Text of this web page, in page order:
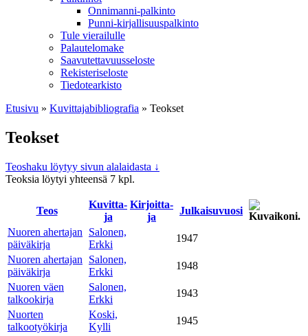
Onnimanni-palkinto
Punni-kirjallisuuspalkinto
Tule vierailulle
Palautelomake
Saavutettavuusseloste
Rekisteriseloste
Tiedotearkisto
Etusivu » Kuvittaja­bibliografia » Teokset
Teokset
Teoshaku löytyy sivun alalaidasta ↓
Teoksia löytyi yhteensä 7 kpl.
Teos
Kuvitta­
ja
Kirjoitta­
ja
Julkaisu­vuosi
Nuoren ahertajan
päiväkirja
Salonen,
Erkki
1947
Nuoren ahertajan
päiväkirja
Salonen,
Erkki
1948
Nuoren väen
talkookirja
Salonen,
Erkki
1943
Nuorten
talkootyökirja
Koski,
Kylli
1945